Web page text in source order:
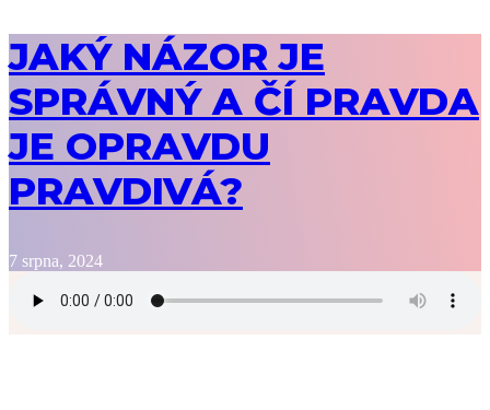
JAKÝ NÁZOR JE
SPRÁVNÝ A ČÍ PRAVDA
JE OPRAVDU
PRAVDIVÁ?
7 srpna, 2024